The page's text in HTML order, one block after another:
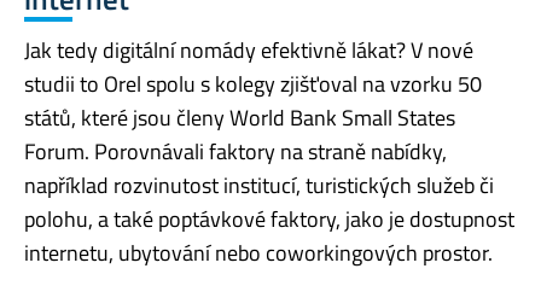
Jak tedy digitální nomády efektivně lákat? V nové
studii to Orel spolu s kolegy zjišťoval na vzorku 50
států, které jsou členy World Bank Small States
Forum. Porovnávali faktory na straně nabídky,
například rozvinutost institucí, turistických služeb či
polohu, a také poptávkové faktory, jako je dostupnost
internetu, ubytování nebo coworkingových prostor.